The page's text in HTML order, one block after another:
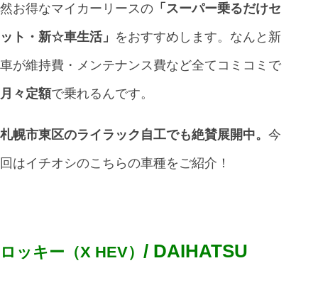
然お得なマイカーリースの 「スーパー乗るだけセ
ット・新☆車生活」 をおすすめします。なんと新
車が維持費・メンテナンス費など全てコミコミで
月々定額で乗れるんです。
札幌市東区のライラック自工でも絶賛展開中。 今
回はイチオシのこちらの車種をご紹介！
ロッキー（X HEV） / DAIHATSU